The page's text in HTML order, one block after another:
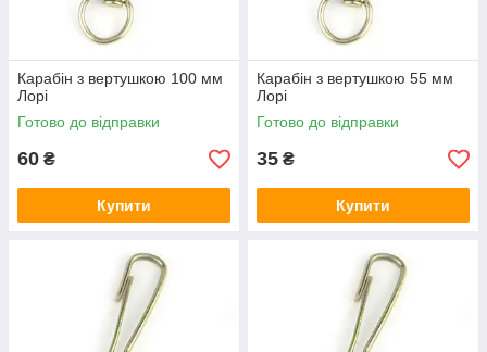
Карабін з вертушкою 100 мм
Лорі
Готово до відправки
60 ₴
Купити
Карабін з вертушкою 55 мм
Лорі
Готово до відправки
35 ₴
Купити